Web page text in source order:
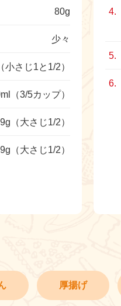
80g
少々
小さじ1と1/2）
（3/5カップ）
9g（大さじ1/2）
9g（大さじ1/2）
厚揚げ